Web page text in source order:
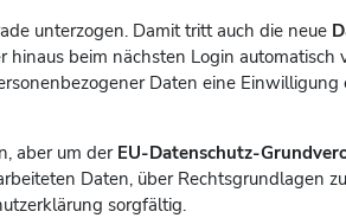
unterzogen. Damit tritt auch die neue
hinaus beim nächsten Login
Daten eine
aber um der EU-Datenschutz-
Daten, über Rechtsgrundlagen
sorgfältig.